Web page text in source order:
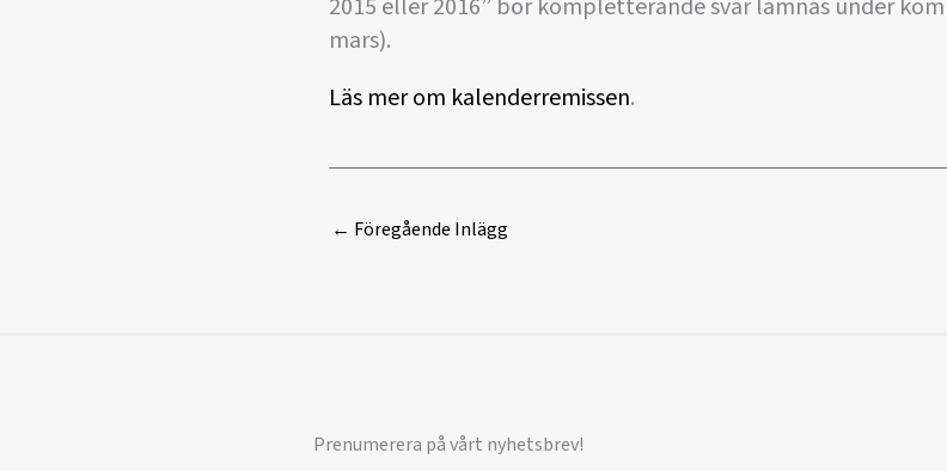
2015 eller 2016” bör kompletterande svar lämnas under
mars).
Läs mer om kalenderremissen.
← Föregående Inlägg
Prenumerera på vårt nyhetsbrev!